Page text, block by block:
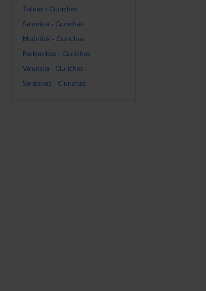
Talinas - Ciurichas
Salonikai - Ciurichas
Madridas - Ciurichas
Reikjavikas - Ciurichas
Valensija - Ciurichas
Sarajevas - Ciurichas